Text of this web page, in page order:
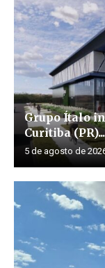
Grupo Ítalo
Curitiba (PR)...
5 de agosto de